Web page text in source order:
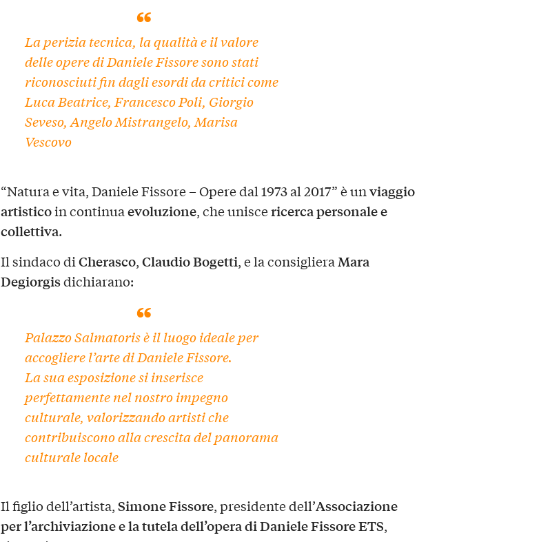
La perizia tecnica, la qualità e il valore
delle opere di Daniele Fissore sono stati
riconosciuti fin dagli esordi da critici come
Luca Beatrice, Francesco Poli, Giorgio
Seveso, Angelo Mistrangelo, Marisa
Vescovo
“Natura e vita, Daniele Fissore – Opere dal 1973 al 2017” è unviaggio
artisticoin continuaevoluzione, che uniscericerca personale e
collettiva.
Il sindaco diCherasco,Claudio Bogetti, e la consiglieraMara
Degiorgisdichiarano:
Palazzo Salmatoris è il luogo ideale per
accogliere l’arte di Daniele Fissore.
La sua esposizione si inserisce
perfettamente nel nostro impegno
culturale, valorizzando artisti che
contribuiscono alla crescita del panorama
culturale locale
Il figlio dell’artista,Simone Fissore, presidente dell’Associazione
per l’archiviazione e la tutela dell’opera di Daniele Fissore ETS,